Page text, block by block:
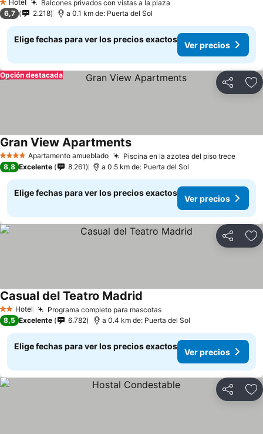
1 Estrellas
Hotel Balcones privados con vistas a la plaza
6,7 2.218 a 0.1 km de: Puerta del Sol
Elige fechas para ver los precios exactos
Ver precios
Compartir
Opción destacada
4 EstrellasApartamento amueblado Piscina en la azotea del piso treceVer
Gran View ApartmentsVer precios
8,8 Excelente 8.261 a 0.5 km de: Puerta del Sol
Elige fechas para ver los precios exactos
Ver precios
Compartir
2 Estrellas
Hotel Programa completo para mascotasVer precios
Casual del Teatro Madrid
8,5 Excelente 6.782 a 0.4 km de: Puerta del Sol
Elige fechas para ver los precios exactos
Ver precios
Compartir